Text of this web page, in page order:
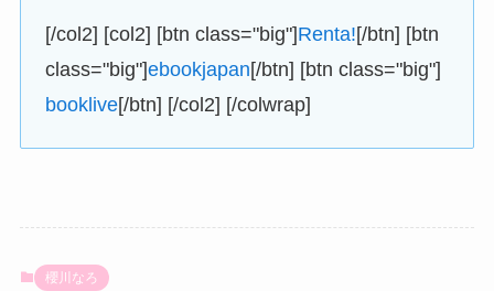
[/col2] [col2] [btn class="big"]Renta![/btn] [btn
class="big"]ebookjapan[/btn] [btn class="big"]
booklive[/btn] [/col2] [/colwrap]
櫻川なろ